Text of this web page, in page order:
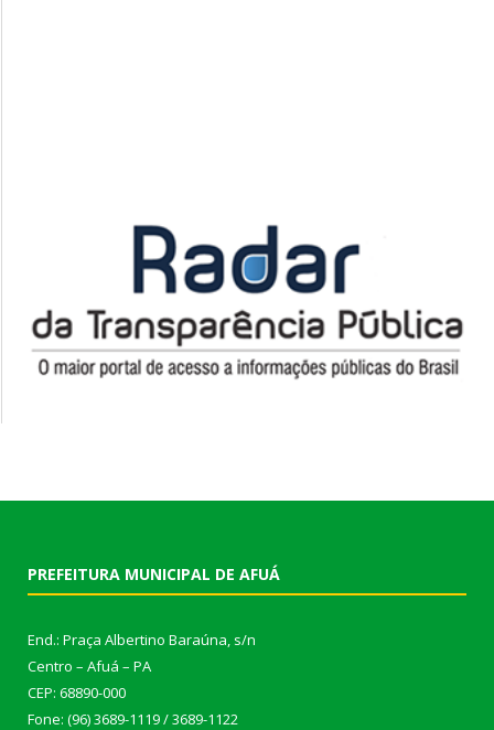
PREFEITURA MUNICIPAL DE AFUÁ
End.: Praça Albertino Baraúna, s/n
Centro – Afuá – PA
CEP: 68890-000
Fone: (96) 3689-1119 / 3689-1122